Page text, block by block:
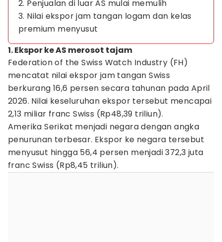
2. Penjualan di luar AS mulai memulih
3. Nilai ekspor jam tangan logam dan kelas
premium menyusut
1. Ekspor ke AS merosot tajam
Federation of the Swiss Watch Industry (FH)
mencatat nilai ekspor jam tangan Swiss
berkurang 16,6 persen secara tahunan pada April
2026. Nilai keseluruhan ekspor tersebut mencapai
2,13 miliar franc Swiss (Rp48,39 triliun).
Amerika Serikat menjadi negara dengan angka
penurunan terbesar. Ekspor ke negara tersebut
menyusut hingga 56,4 persen menjadi 372,3 juta
franc Swiss (Rp8,45 triliun).